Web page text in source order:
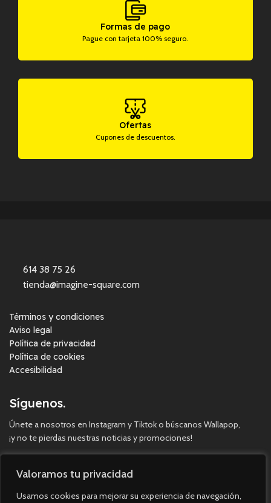
Valoramos tu privacidad
Usamos cookies para mejorar su experiencia de navegación,
Formas de pago
Pague con tarjeta 100% seguro.
Ofertas
Cupones de descuentos.
614 38 75 26
tienda@imagine-square.com
Términos y condiciones
Aviso legal
Política de privacidad
Política de cookies
Accesibilidad
Síguenos.
Únete a nosotros en Instagram y Tiktok o búscanos Wallapop,
¡y no te pierdas nuestras noticias y promociones!